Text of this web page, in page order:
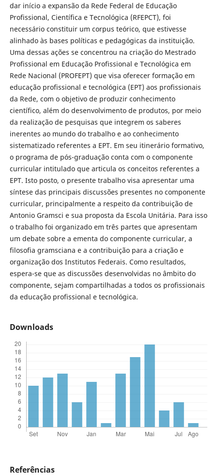
dar início a expansão da Rede Federal de Educação
Profissional, Científica e Tecnológica (RFEPCT), foi
necessário constituir um corpus teórico, que estivesse
alinhado às bases políticas e pedagógicas da instituição.
Uma dessas ações se concentrou na criação do Mestrado
Profissional em Educação Profissional e Tecnológica em
Rede Nacional (PROFEPT) que visa oferecer formação em
educação profissional e tecnológica (EPT) aos profissionais
da Rede, com o objetivo de produzir conhecimento
científico, além do desenvolvimento de produtos, por meio
da realização de pesquisas que integrem os saberes
inerentes ao mundo do trabalho e ao conhecimento
sistematizado referentes a EPT. Em seu itinerário formativo,
o programa de pós-graduação conta com o componente
curricular intitulado que articula os conceitos referentes a
EPT. Isto posto, o presente trabalho visa apresentar uma
síntese das principais discussões presentes no componente
curricular, principalmente a respeito da contribuição de
Antonio Gramsci e sua proposta da Escola Unitária. Para isso
o trabalho foi organizado em três partes que apresentam
um debate sobre a ementa do componente curricular, a
filosofia gramsciana e a contribuição para a criação e
organização dos Institutos Federais. Como resultados,
espera-se que as discussões desenvolvidas no âmbito do
componente, sejam compartilhadas a todos os profissionais
da educação profissional e tecnológica.
Downloads
Referências